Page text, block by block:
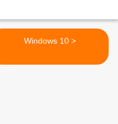
Windows 10 >